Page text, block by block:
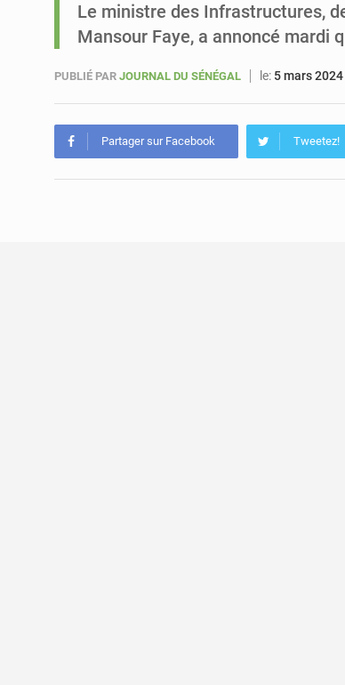
Le ministre des Infrastructures,
Mansour Faye, a annoncé mardi
PUBLIÉ PAR JOURNAL DU SÉNÉGAL le: 5 mars 2024
Partager sur Facebook Tweetez!